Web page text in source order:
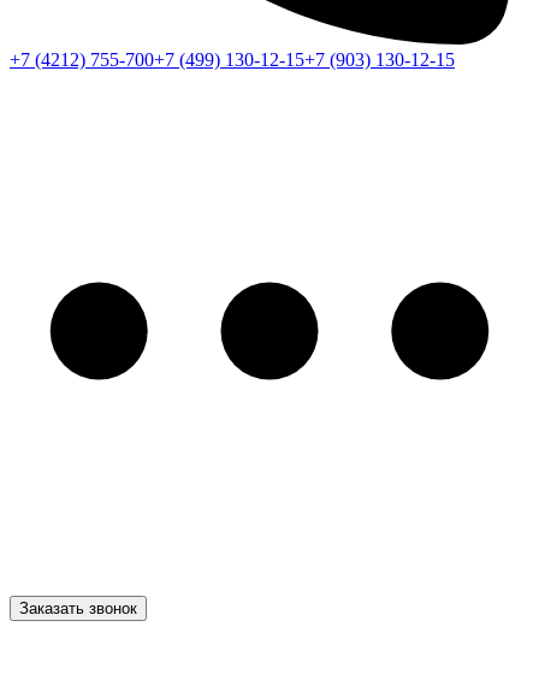
+7 (4212) 755-700+7 (499) 130-12-15+7 (903) 130-12-15
Заказать звонок